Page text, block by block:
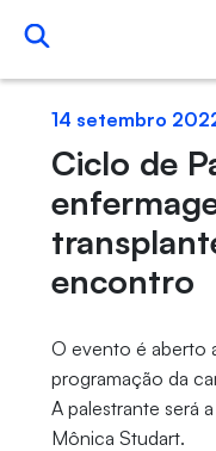
Pular para o Conteúdo
14 setembro
Ciclo de
encontro
O evento é aberto
programação da
A palestrante será
Mônica Studart.